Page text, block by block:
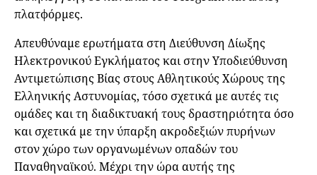
πλατφόρμες.
Απευθύναμε ερωτήματα στη Διεύθυνση Δίωξης
Ηλεκτρονικού Εγκλήματος και στην Υποδιεύθυνση
Αντιμετώπισης Βίας στους Αθλητικούς Χώρους της
Ελληνικής Αστυνομίας, τόσο σχετικά με αυτές τις
ομάδες και τη διαδικτυακή τους δραστηριότητα όσο
και σχετικά με την ύπαρξη ακροδεξιών πυρήνων
στον χώρο των οργανωμένων οπαδών του
Παναθηναϊκού. Μέχρι την ώρα αυτής της